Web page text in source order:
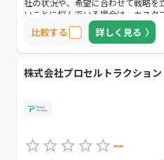
社の状況や、希望に合わせて戦略を
いことに悩んでいる場合は、カス
みや疑問を解消することで、定期購
客を掘り起こすノウハウや、新規顧
るので、より効率的な営業活動が可
比較する 詳しく見る
株式会社プロセルトラクション
--